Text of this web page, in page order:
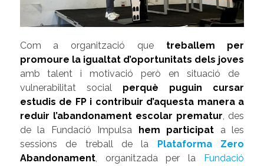
Com a organització que treballem per
promoure la igualtat d’oportunitats dels joves
amb talent i motivació però en situació de
vulnerabilitat social perquè puguin cursar
estudis de FP i contribuir d’aquesta manera a
reduir l’abandonament escolar prematur, des
de la Fundació Impulsa hem participat a les
sessions de treball de la Plataforma Zero
Abandonament, organitzada per la Fundació